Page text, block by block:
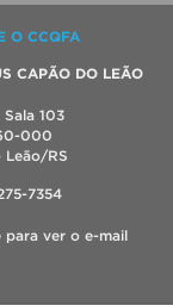
O CCQFA
CAPÃO DO LEÃO
Sala 103
000
Leão/RS
7354
para ver o e-mail